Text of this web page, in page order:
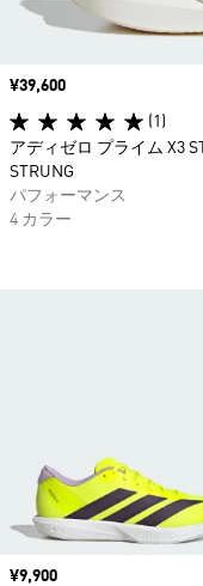
価格
¥9,900
価格
¥39,600
(1)
アディゼロ プライム X3
STRUNG
パフォーマンス
4 カラー